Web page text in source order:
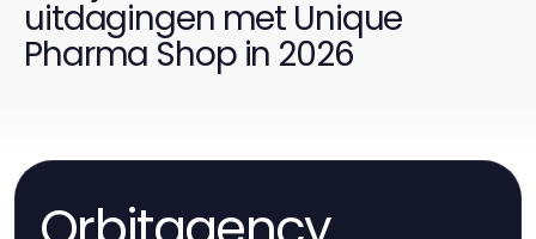
uitdagingen met Unique
Pharma Shop in 2026